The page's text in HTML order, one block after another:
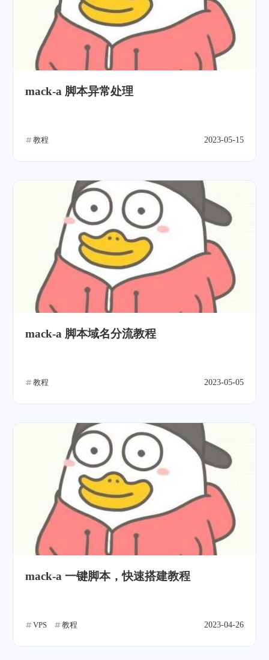
mack-a 脚本异常处理
教程 2023-05-15
mack-a 脚本域名分流教程
教程 2023-05-05
mack-a 一键脚本，快速搭建教程
VPS 教程 2023-04-26